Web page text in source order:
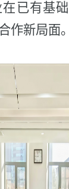
已有基
作新局面。